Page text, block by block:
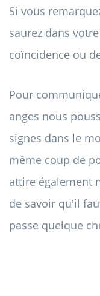
Si vous
saurez dans
coïncidence ou
Pour
anges nous
signes dans le
même coup de
attire également
de savoir qu'il
passe quelque